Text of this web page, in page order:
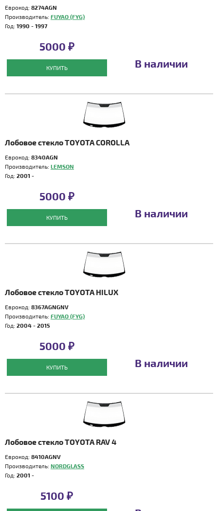
Еврокод: 8274AGN
Производитель: FUYAO (FYG)
Год: 1990 - 1997
5000 ₽
КУПИТЬ В наличии
Лобовое стекло TOYOTA COROLLA
Еврокод: 8340AGN
Производитель: LEMSON
Год: 2001 -
5000 ₽
КУПИТЬ В наличии
Лобовое стекло TOYOTA HILUX
Еврокод: 8367AGNGNV
Производитель: FUYAO (FYG)
Год: 2004 - 2015
5000 ₽
КУПИТЬ В наличии
Лобовое стекло TOYOTA RAV 4
Еврокод: 8410AGNV
Производитель: NORDGLASS
Год: 2001 -
5100 ₽